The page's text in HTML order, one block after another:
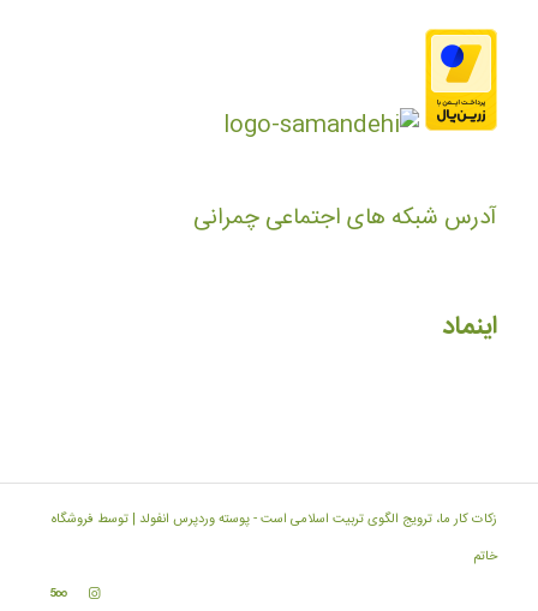
آدرس شبکه های اجتماعی چمرانی
اینماد
زکات کار ما، ترویج الگوی تربیت اسلامی است -پوسته وردپرس انفولد | توسط فروشگاه
خاتم